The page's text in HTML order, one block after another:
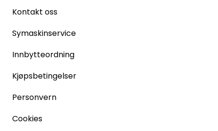
Kontakt oss
Symaskinservice
Innbytteordning
Kjøpsbetingelser
Personvern
Cookies